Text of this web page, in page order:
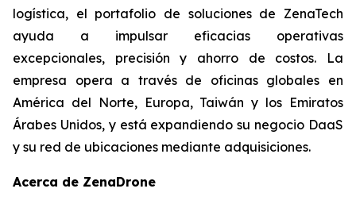
logística, el portafolio de soluciones de ZenaTech
ayuda a impulsar eficacias operativas
excepcionales, precisión y ahorro de costos. La
empresa opera a través de oficinas globales en
América del Norte, Europa, Taiwán y los Emiratos
Árabes Unidos, y está expandiendo su negocio DaaS
y su red de ubicaciones mediante adquisiciones.
Acerca de ZenaDrone